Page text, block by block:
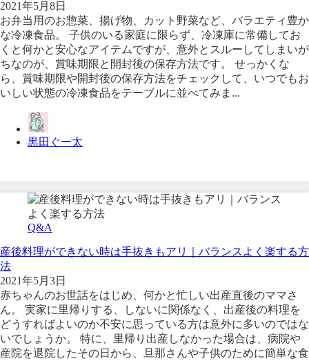
2021年5月8日
お弁当用のお惣菜、揚げ物、カット野菜など、バラエティ豊か
な冷凍食品。 子供のいる家庭に限らず、冷凍庫に常備してお
くと何かと安心なアイテムですが、意外とスルーしてしまいが
ちなのが、賞味期限と開封後の保存方法です。 せっかくな
ら、賞味期限や開封後の保存方法をチェックして、いつでもお
いしい状態の冷凍食品をテーブルに並べてみま...
黒田ぐー太
Q&A
産後料理ができない時は手抜きもアリ｜バランスよく楽する方
法
2021年5月3日
赤ちゃんのお世話をはじめ、何かと忙しい出産直後のママさ
ん。 実家に里帰りする、しないに関係なく、出産後の料理を
どうすればよいのか不安に思っている方は意外に多いのではな
いでしょうか。 特に、里帰り出産しなかった場合は、病院や
産院を退院したその日から、旦那さんや子供のために簡単な食